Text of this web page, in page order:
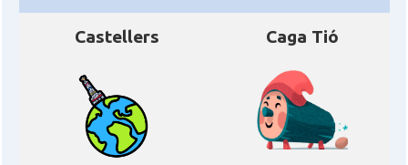
Castellers Caga Tió